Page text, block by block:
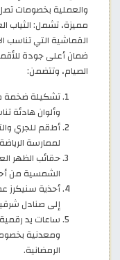
مميزة، تشمل: الثياب
القماشية التي تناسب
ضمان أعلى جودة
الصيام، وتتضمن:
تشكيلة ضخمة
وألوان هادئة
أطقم للجري
لممارسة
حقائب الظهر
الشمسية من
أحذية سنيكرز
إلى صنادل
ساعات يد
الرمضانية.